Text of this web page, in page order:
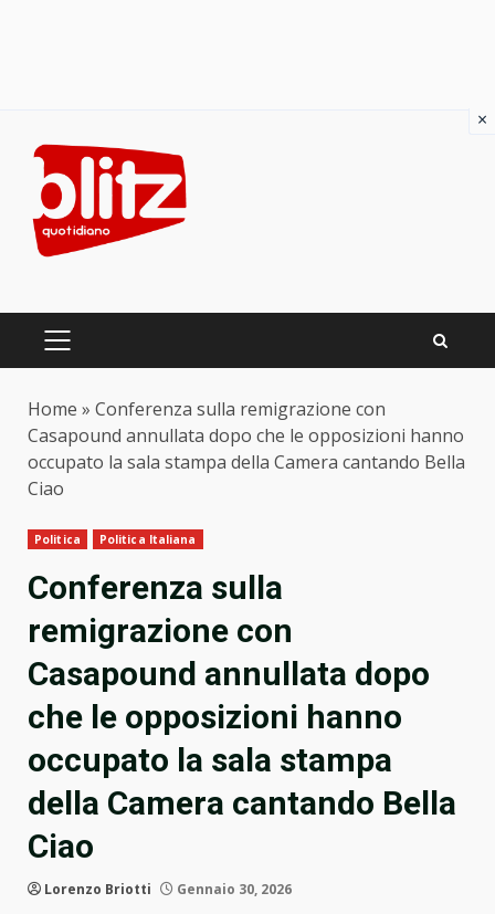
content
PRIMARY
Home » Conferenza sulla remigrazione con
Casapound annullata dopo che le opposizioni hanno
occupato la sala stampa della Camera cantando Bella
Ciao
Politica Politica Italiana
Conferenza sulla
remigrazione con
Casapound annullata dopo
che le opposizioni hanno
occupato la sala stampa
della Camera cantando Bella
Ciao
Lorenzo Briotti Gennaio 30, 2026
×